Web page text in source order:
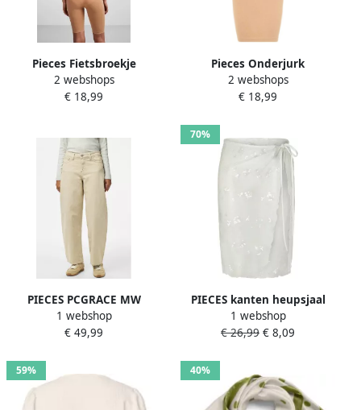
Pieces Fietsbroekje
PCIMAGINE met
modellerend effect
2 webshops
€ 18,99
Pieces Onderjurk
PCBALLROOM LONG
SINGLET NOOS BC
2 webshops
€ 18,99
PIECES PCGRACE MW
BARREL ANK JEAN barrel
jeans beige
1 webshop
€ 49,99
70%
PIECES kanten heupsjaal
PCNATASJA ecru
1 webshop
€ 26,99 € 8,09
59% 40%